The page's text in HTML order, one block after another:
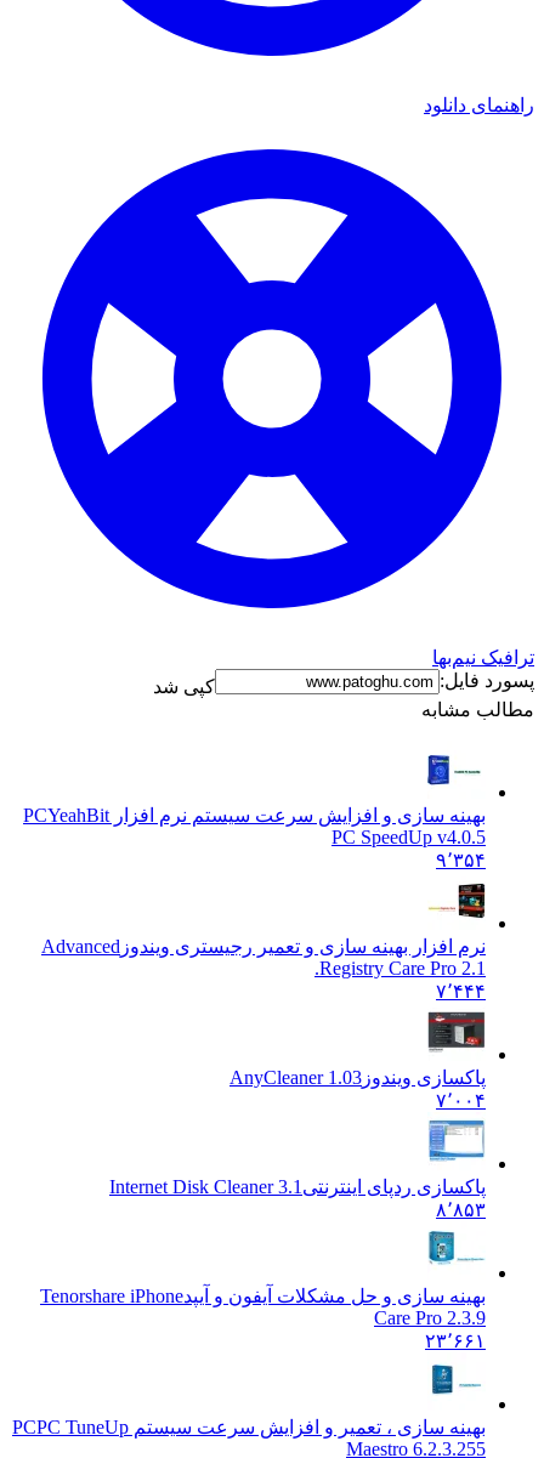
دانلود
نیم‌بها
فایل:
کپی شد
مشابه
بهینه سازی و افزایش سرعت سیستم نرم افزار PC YeahBit
PC SpeedUp v4.0.5
۹٬۳۵۴
نرم افزار بهینه سازی و تعمیر رجیستری ویندوزAdvanced
Registry Care Pro 2.1.
۷٬۴۴۴
پاکسازی ویندوزAnyCleaner 1.03
۷٬۰۰۴
پاکسازی ردپای اینترنتیInternet Disk Cleaner 3.1
۸٬۸۵۳
بهینه سازی و حل مشکلات آیفون و آیپد Tenorshare iPhone
Care Pro 2.3.9
۲۳٬۶۶۱
بهینه سازی ، تعمیر و افزایش سرعت سیستم PCPC TuneUp
Maestro 6.2.3.255